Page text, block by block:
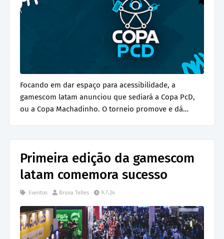
Focando em dar espaço para acessibilidade, a
gamescom latam anunciou que sediará a Copa PcD,
ou a Copa Machadinho. O torneio promove e dá
Primeira edição da gamescom
latam comemora sucesso
Eventos Bruna Telles 9.7.24